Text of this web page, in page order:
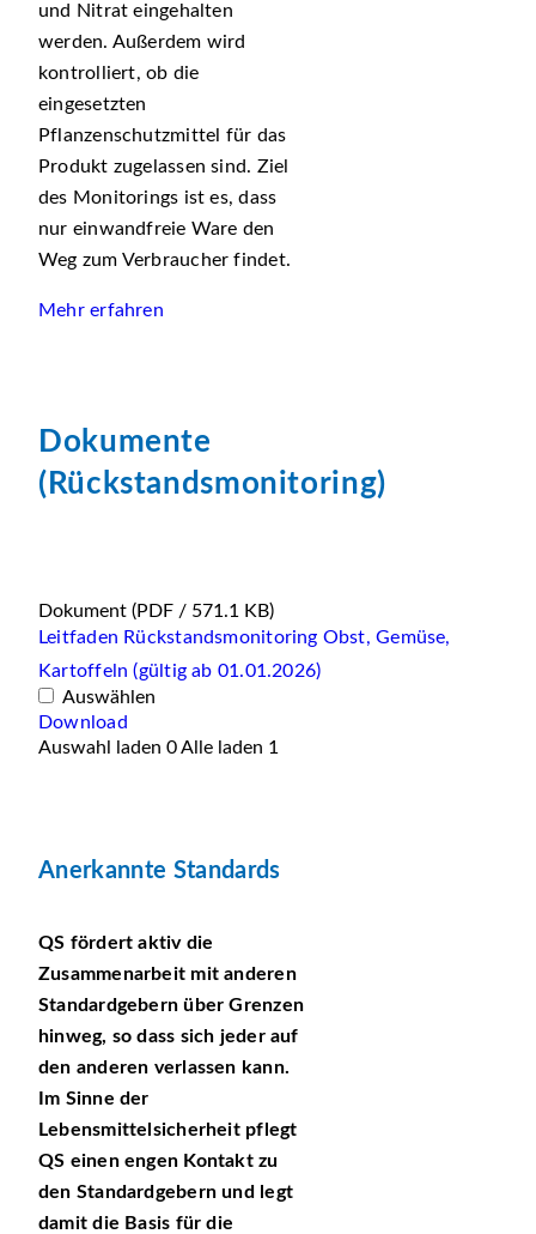
und Nitrat eingehalten
werden. Außerdem wird
kontrolliert, ob die
eingesetzten
Pflanzenschutzmittel für das
Produkt zugelassen sind. Ziel
des Monitorings ist es, dass
nur einwandfreie Ware den
Weg zum Verbraucher findet.
Mehr erfahren
Dokumente
(Rückstandsmonitoring)
Dokument (PDF / 571.1 KB)
Leitfaden Rückstandsmonitoring Obst, Gemüse,
Kartoffeln (gültig ab 01.01.2026)
Auswählen
Download
Auswahl laden 0Alle laden 1
Anerkannte Standards
QS fördert aktiv die
Zusammenarbeit mit anderen
Standardgebern über Grenzen
hinweg, so dass sich jeder auf
den anderen verlassen kann.
Im Sinne der
Lebensmittelsicherheit pflegt
QS einen engen Kontakt zu
den Standardgebern und legt
damit die Basis für die